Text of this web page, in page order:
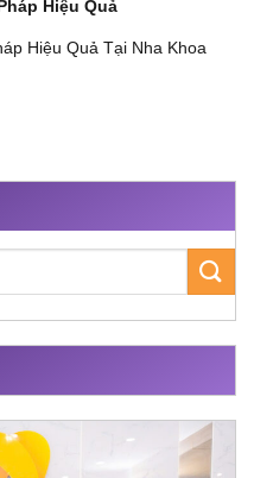
Hiệu Quả
Hiệu Quả Tại Nha Khoa